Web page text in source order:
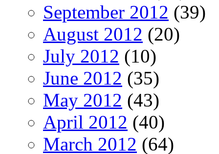
September 2012 (39)
August 2012 (20)
July 2012 (10)
June 2012 (35)
May 2012 (43)
April 2012 (40)
March 2012 (64)